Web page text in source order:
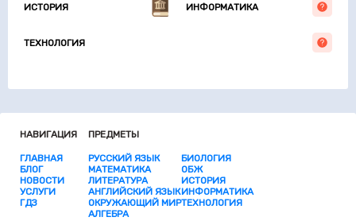
ИСТОРИЯ ИНФОРМАТИКА
ТЕХНОЛОГИЯ
НАВИГАЦИЯ
ГЛАВНАЯ
БЛОГ
НОВОСТИ
УСЛУГИ
ГДЗ
ПРЕДМЕТЫ
РУССКИЙ ЯЗЫК
МАТЕМАТИКА
ЛИТЕРАТУРА
АНГЛИЙСКИЙ ЯЗЫК
ОКРУЖАЮЩИЙ МИР
АЛГЕБРА
БИОЛОГИЯ
ОБЖ
ИСТОРИЯ
ИНФОРМАТИКА
ТЕХНОЛОГИЯ